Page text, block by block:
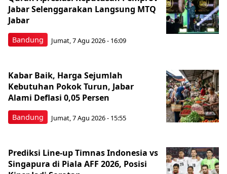
Bandung
Jabar Selenggarakan Langsung MTQ
Jabar
Jumat, 7 Agu 2026 - 16:09
Bandung
Kabar Baik, Harga Sejumlah
Kebutuhan Pokok Turun, Jabar
Alami Deflasi 0,05 Persen
Jumat, 7 Agu 2026 - 15:55
Prediksi Line-up Timnas Indonesia vs
Singapura di Piala AFF 2026, Posisi